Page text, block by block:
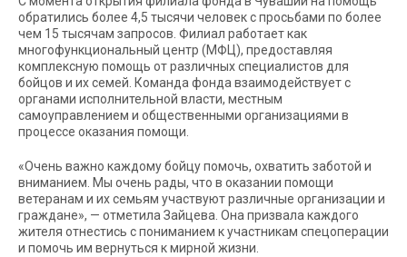
обратились более 4,5 тысячи человек с просьбами по более
чем 15 тысячам запросов. Филиал работает как
многофункциональный центр (МФЦ), предоставляя
комплексную помощь от различных специалистов для
бойцов и их семей. Команда фонда взаимодействует с
органами исполнительной власти, местным
самоуправлением и общественными организациями в
процессе оказания помощи.
«Очень важно каждому бойцу помочь, охватить заботой и
вниманием. Мы очень рады, что в оказании помощи
ветеранам и их семьям участвуют различные организации и
граждане», — отметила Зайцева. Она призвала каждого
жителя отнестись с пониманием к участникам спецоперации
и помочь им вернуться к мирной жизни.